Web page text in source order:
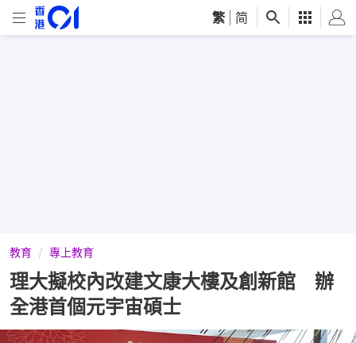
繁 简
教育 專上教育
理大擬校內改建文康大樓及創新館 辦
全港首個元宇宙碩士